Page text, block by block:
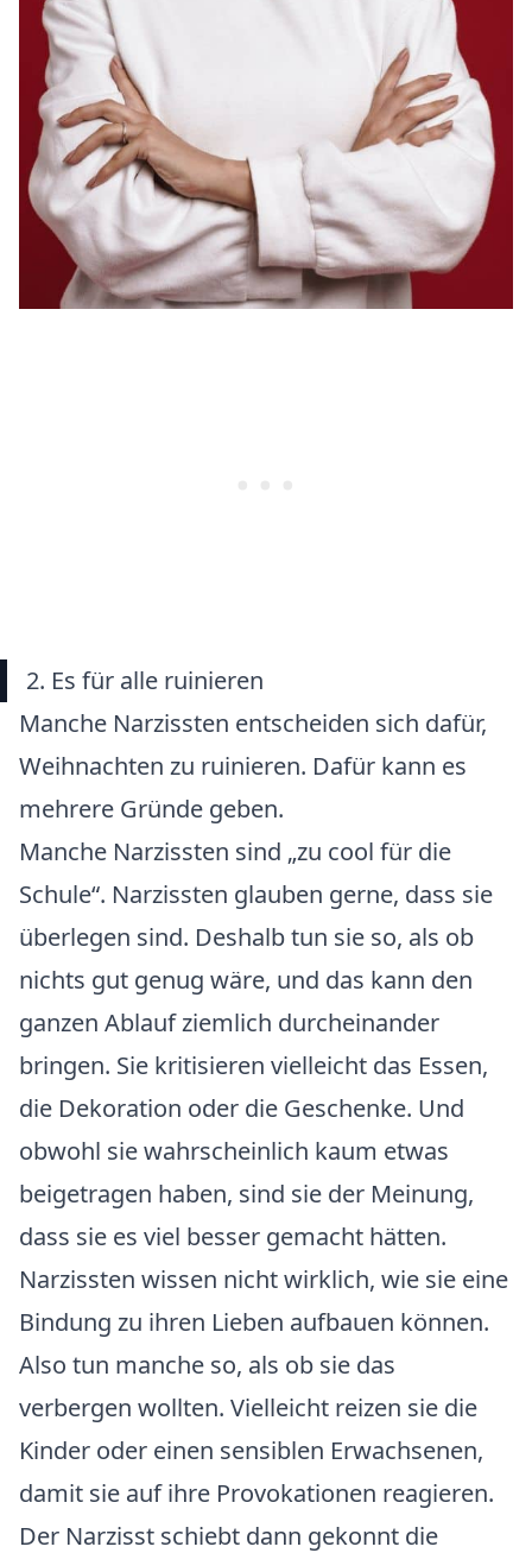
2. Es für alle ruinieren
Manche Narzissten entscheiden sich dafür,
Weihnachten zu ruinieren. Dafür kann es
mehrere Gründe geben.
Manche Narzissten sind „zu cool für die
Schule“. Narzissten glauben gerne, dass sie
überlegen sind. Deshalb tun sie so, als ob
nichts gut genug wäre, und das kann den
ganzen Ablauf ziemlich durcheinander
bringen. Sie kritisieren vielleicht das Essen,
die Dekoration oder die Geschenke. Und
obwohl sie wahrscheinlich kaum etwas
beigetragen haben, sind sie der Meinung,
dass sie es viel besser gemacht hätten.
Narzissten wissen nicht wirklich, wie sie eine
Bindung zu ihren Lieben aufbauen können.
Also tun manche so, als ob sie das
verbergen wollten. Vielleicht reizen sie die
Kinder oder einen sensiblen Erwachsenen,
damit sie auf ihre Provokationen reagieren.
Der Narzisst schiebt dann gekonnt die